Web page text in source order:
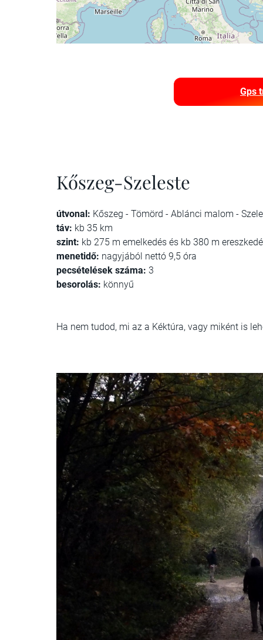
Gps
Kőszeg-Szeleste
útvonal: Kőszeg - Tömörd - Ablánci malom -
táv: kb 35 km
szint: kb 275 m emelkedés és kb 380 m
menetidő: nagyjából nettó 9,5 óra
pecsételések száma: 3
besorolás: könnyű
Ha nem tudod, mi az a Kéktúra, vagy miként is